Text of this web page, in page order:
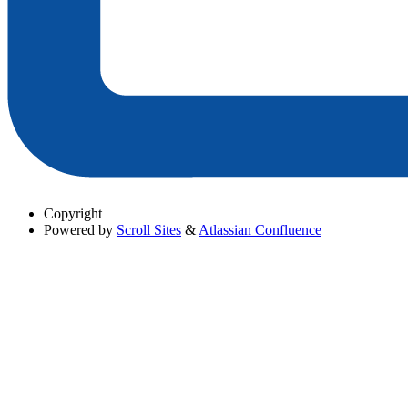
Copyright
Powered by Scroll Sites & Atlassian Confluence